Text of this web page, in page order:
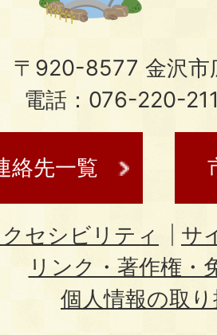
〒920-8577 金沢市
電話：076-220-
絡先一覧
セシビリティ
サ
リンク・著作権・
個人情報の取